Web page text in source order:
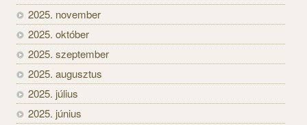
2025. november
2025. október
2025. szeptember
2025. augusztus
2025. július
2025. június